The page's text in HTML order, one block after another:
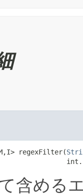
regexFilter​(
含める